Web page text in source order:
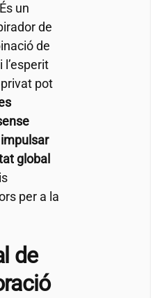
un
de
de
l’esperit
pot
global
per a la
de